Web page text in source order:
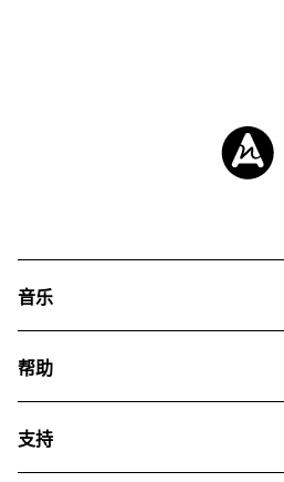
音乐
搜索
专辑
帮助
我们如何运用AI
支持